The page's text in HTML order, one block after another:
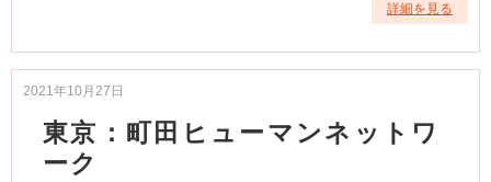
詳細を見る
2021年10月27日
東京：町田ヒューマンネットワ
ーク